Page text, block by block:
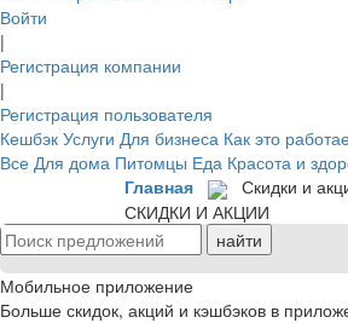
Войти
|
Регистрация компании
|
Регистрация пользователя
Кешбэк Услуги Для бизнеса Как это
Все Для дома Питомцы Еда Красота и
Главная
Скидки и
СКИДКИ И АКЦИИ
Мобильное приложение
Больше скидок, акций и кэшбэков в